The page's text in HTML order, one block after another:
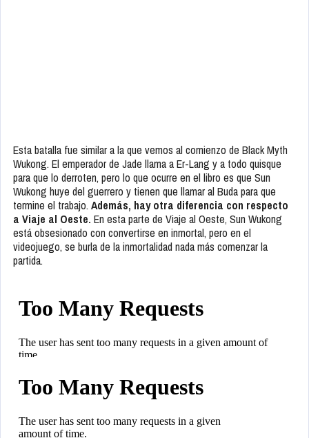
Esta batalla fue similar a la que vemos al comienzo de Black Myth
Wukong. El emperador de Jade llama a Er-Lang y a todo quisque
para que lo derroten, pero lo que ocurre en el libro es que Sun
Wukong huye del guerrero y tienen que llamar al Buda para que
termine el trabajo. Además, hay otra diferencia con respecto
a Viaje al Oeste. En esta parte de Viaje al Oeste, Sun Wukong
está obsesionado con convertirse en inmortal, pero en el
videojuego, se burla de la inmortalidad nada más comenzar la
partida.